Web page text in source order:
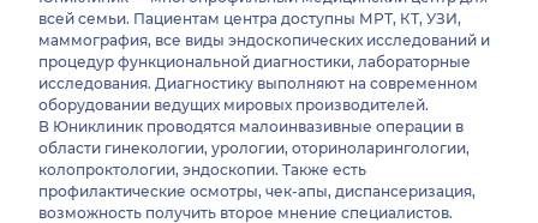
всей семьи. Пациентам центра доступны МРТ, КТ, УЗИ,
маммография, все виды эндоскопических исследований и
процедур функциональной диагностики, лабораторные
исследования. Диагностику выполняют на современном
оборудовании ведущих мировых производителей.
В Юниклиник проводятся малоинвазивные операции в
области гинекологии, урологии, оториноларингологии,
колопроктологии, эндоскопии. Также есть
профилактические осмотры, чек-апы, диспансеризация,
возможность получить второе мнение специалистов.